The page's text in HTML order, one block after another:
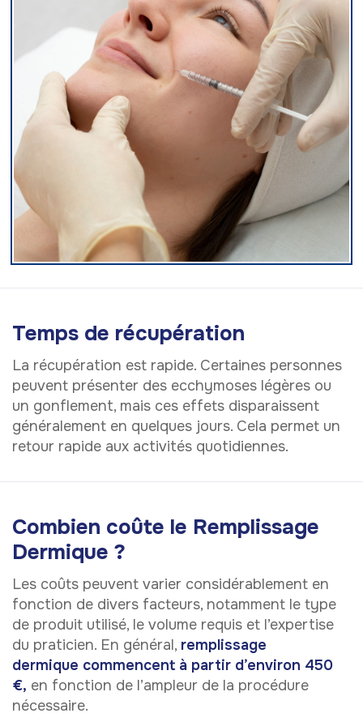
Temps de récupération
La récupération est rapide. Certaines personnes
peuvent présenter des ecchymoses légères ou
un gonflement, mais ces effets disparaissent
généralement en quelques jours. Cela permet un
retour rapide aux activités quotidiennes.
Combien coûte le Remplissage
Dermique ?
Les coûts peuvent varier considérablement en
fonction de divers facteurs, notamment le type
de produit utilisé, le volume requis et l’expertise
du praticien. En général, remplissage
dermique commencent à partir d’environ 450
€, en fonction de l’ampleur de la procédure
nécessaire.